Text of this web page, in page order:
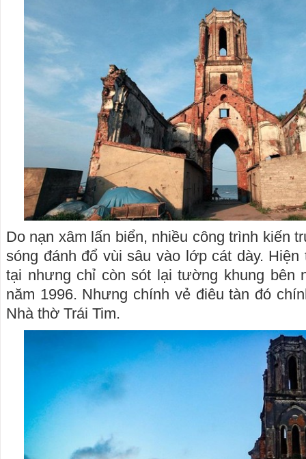
Do nạn xâm lấn biển, nhiều công trình kiến
sóng đánh đổ vùi sâu vào lớp cát dày.
tại nhưng chỉ còn sót lại tường khung bên
năm 1996. Nhưng chính vẻ điêu tàn đó
Nhà thờ Trái Tim.